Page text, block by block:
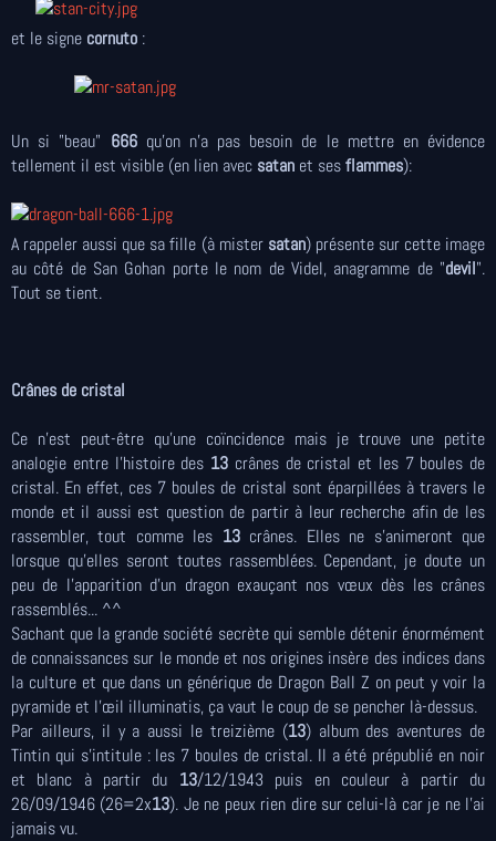
et le signe cornuto :
Un si "beau" 666qu'on n'a pas besoin de le mettre en évidence
tellement il est visible (en lien avec satan et sesflammes):
A rappeler aussi que sa fille (à mister satan) présente sur cette image
au côté de San Gohan porte le nom de Videl, anagramme de "devil".
Tout se tient.
Crânes de cristal
Ce n'est peut-être qu'une coïncidence mais je trouve une petite
analogie entre l'histoire des 13 crânes de cristal et les 7 boules de
cristal. En effet, ces 7 boules de cristal sont éparpillées à travers le
monde et il aussi est question de partir à leur recherche afin de les
rassembler, tout comme les 13crânes. Elles ne s'animeront que
lorsque qu'elles seront toutes rassemblées. Cependant, je doute un
peu de l’apparition d'un dragon exauçant nos vœux dès les crânes
rassemblés... ^^
Sachant que la grande société secrète qui semble détenir énormément
de connaissances sur le monde et nos origines insère des indices dans
la culture et que dans un générique de Dragon Ball Z on peut y voir la
pyramide et l’œil illuminatis, ça vaut le coup de se pencher là-dessus.
Par ailleurs, il y a aussi le treizième (13) album des aventures de
Tintin qui s'intitule : les 7 boules de cristal. Il a été prépublié en noir
et blanc à partir du 13/12/1943 puis en couleur à partir du
26/09/1946 (26=2x13). Je ne peux rien dire sur celui-là car je ne l'ai
jamais vu.